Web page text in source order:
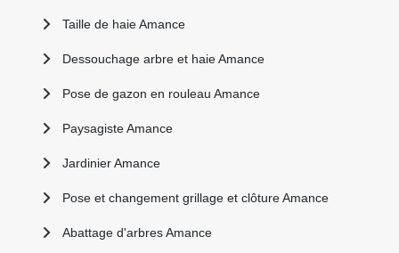
Taille de haie Amance
Dessouchage arbre et haie Amance
Pose de gazon en rouleau Amance
Paysagiste Amance
Jardinier Amance
Pose et changement grillage et clôture Amance
Abattage d'arbres Amance